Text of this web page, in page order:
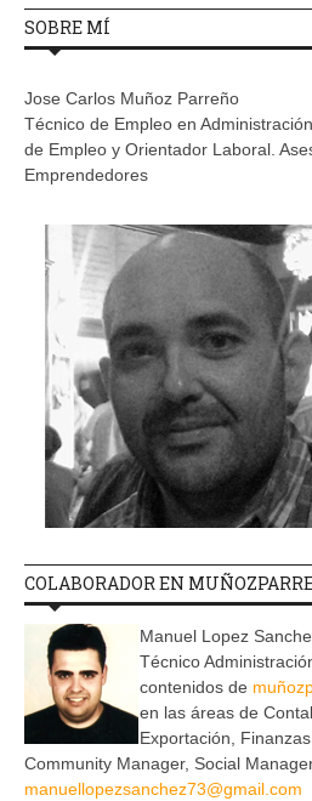
SOBRE MÍ
Jose Carlos Muñoz Parreño
Técnico de Empleo en
de Empleo y Orientador Laboral.
Emprendedores
COLABORADOR EN
Manuel Lopez
Técnico
contenidos de
en las áreas de
Exportación,
Community Manager, Social
manuellopezsanchez73@gmail.com